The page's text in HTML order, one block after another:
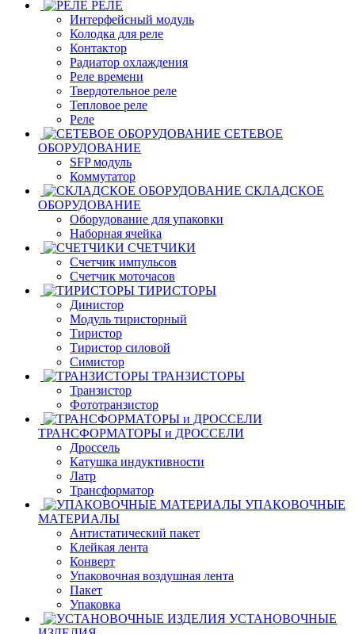
РЕЛЕ
Интерфейсный модуль
Колодка для реле
Контактор
Радиатор охлаждения
Реле времени
Твердотельное реле
Тепловое реле
Реле
СЕТЕВОЕ
ОБОРУДОВАНИЕ
SFP модуль
Коммутатор
СКЛАДСКОЕ
ОБОРУДОВАНИЕ
Оборудование для упаковки
Наборная ячейка
СЧЕТЧИКИ
Счетчик импульсов
Счетчик моточасов
ТИРИСТОРЫ
Динистор
Модуль тиристорный
Тиристор
Тиристор силовой
Симистор
ТРАНЗИСТОРЫ
Транзистор
Фототранзистор
ТРАНСФОРМАТОРЫ и ДРОССЕЛИ
Дроссель
Катушка индуктивности
Латр
Трансформатор
УПАКОВОЧНЫЕ
МАТЕРИАЛЫ
Антистатический пакет
Клейкая лента
Конверт
Упаковочная воздушная лента
Пакет
Упаковка
УСТАНОВОЧНЫЕ